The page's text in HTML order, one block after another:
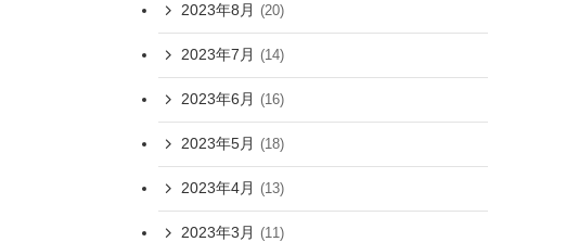
2023年8月 (20)
2023年7月 (14)
2023年6月 (16)
2023年5月 (18)
2023年4月 (13)
2023年3月 (11)